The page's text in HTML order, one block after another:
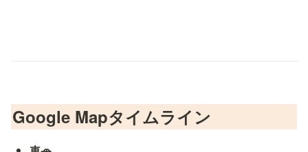
Google Mapタイムライン